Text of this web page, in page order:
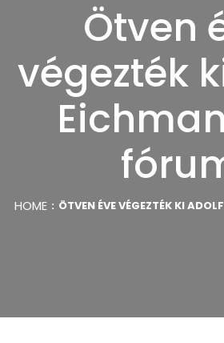
Ötven
végezték
HOME ÖTVEN ÉVE VÉGEZTÉK KI